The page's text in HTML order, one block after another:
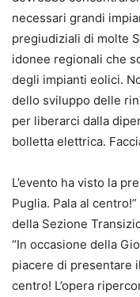
necessari grandi
pregiudiziali di molte
idonee regionali che
degli impianti eolici.
dello sviluppo delle
per liberarci dalla
bolletta elettrica.
L’evento ha visto la
Puglia. Pala al
della Sezione
“In occasione della
piacere di presentare
centro! L’opera